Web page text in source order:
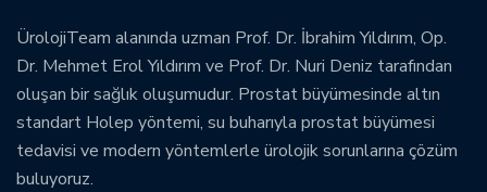
ÜrolojiTeam alanında uzman Prof. Dr. İbrahim Yıldırım, Op.
Dr. Mehmet Erol Yıldırım ve Prof. Dr. Nuri Deniz tarafından
oluşan bir sağlık oluşumudur. Prostat büyümesinde altın
standart Holep yöntemi, su buharıyla prostat büyümesi
tedavisi ve modern yöntemlerle ürolojik sorunlarına çözüm
buluyoruz.